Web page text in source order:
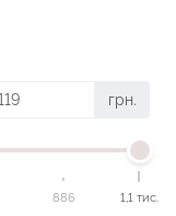
грн.
886 1,1 тис.